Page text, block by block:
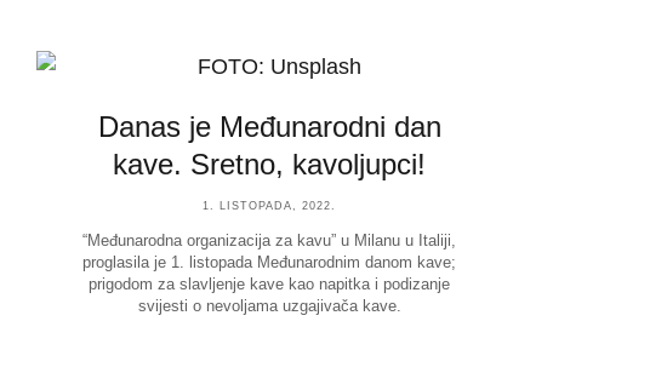
Danas je Međunarodni dan
kave. Sretno, kavoljupci!
1. LISTOPADA, 2022.
“Međunarodna organizacija za kavu” u Milanu u Italiji,
proglasila je 1. listopada Međunarodnim danom kave;
prigodom za slavljenje kave kao napitka i podizanje
svijesti o nevoljama uzgajivača kave.